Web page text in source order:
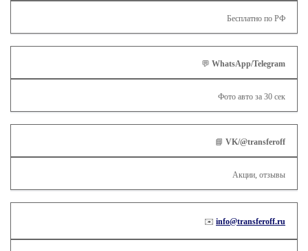
Бесплатно по РФ
💬 WhatsApp/Telegram
Фото авто за 30 сек
📘 VK/@transferoff
Акции, отзывы
✉️ info@transferoff.ru